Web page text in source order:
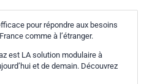
pour répondre aux besoins
comme à l’étranger.
est LA solution modulaire à
et de demain. Découvrez